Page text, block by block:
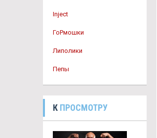
Inject
ГоРмошки
Липолики
Пепы
К ПРОСМОТРУ